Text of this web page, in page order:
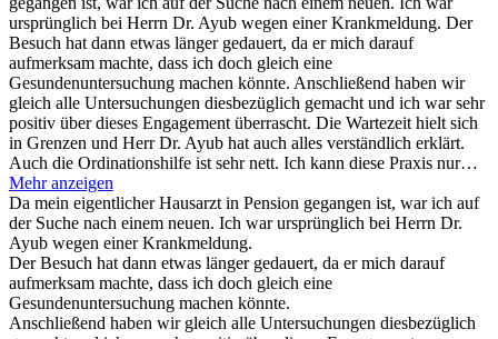
ursprünglich bei Herrn Dr. Ayub wegen einer Krankmeldung. Der
Besuch hat dann etwas länger gedauert, da er mich darauf
aufmerksam machte, dass ich doch gleich eine
Gesundenuntersuchung machen könnte. Anschließend haben wir
gleich alle Untersuchungen diesbezüglich gemacht und ich war sehr
positiv über dieses Engagement überrascht. Die Wartezeit hielt sich
in Grenzen und Herr Dr. Ayub hat auch alles verständlich erklärt.
Auch die Ordinationshilfe ist sehr nett. Ich kann diese Praxis nur…
Mehr anzeigen
Da mein eigentlicher Hausarzt in Pension gegangen ist, war ich auf
der Suche nach einem neuen. Ich war ursprünglich bei Herrn Dr.
Ayub wegen einer Krankmeldung.
Der Besuch hat dann etwas länger gedauert, da er mich darauf
aufmerksam machte, dass ich doch gleich eine
Gesundenuntersuchung machen könnte.
Anschließend haben wir gleich alle Untersuchungen diesbezüglich